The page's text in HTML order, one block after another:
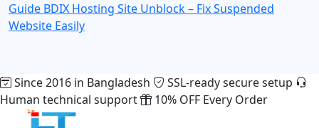
Guide BDIX Hosting Site Unblock – Fix Suspended
Website Easily
Since 2016 in Bangladesh
SSL-ready secure setup
Human technical support
10% OFF Every Order